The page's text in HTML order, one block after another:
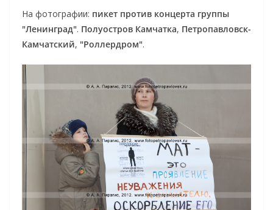
На фотографии: пикет против концерта группы
"Ленинград". Полуостров Камчатка, Петропавловск-
Камчатский, "Роллердром".